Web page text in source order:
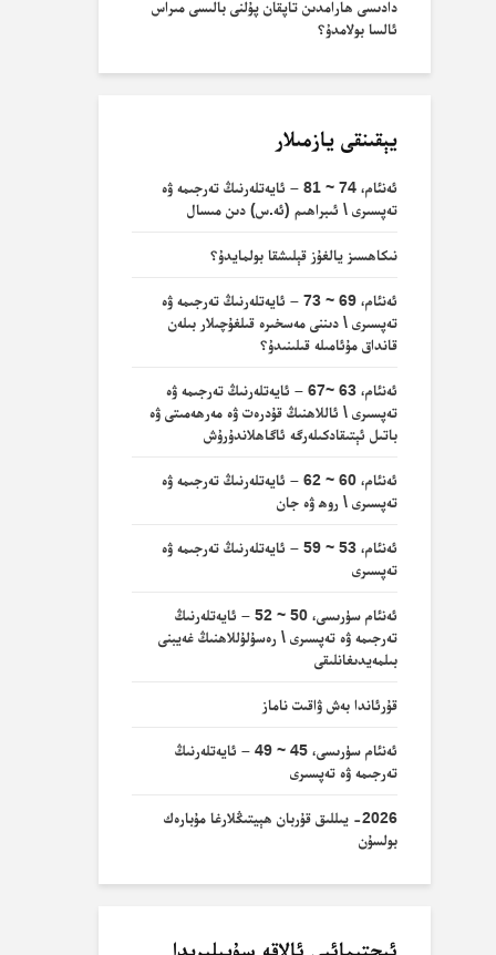
دادىسى ھارامدىن تاپقان پۇلنى بالىسى مىراس
ئالسا بولامدۇ؟
يېقىنقى يازمىلار
ئەنئام، 74 ~ 81 – ئايەتلەرنىڭ تەرجىمە ۋە
تەپسىرى \ ئىبراھىم (ئە.س) دىن مىسال
نىكاھسىز يالغۇز قېلىشقا بولمايدۇ؟
ئەنئام، 69 ~ 73 – ئايەتلەرنىڭ تەرجىمە ۋە
تەپسىرى \ دىننى مەسخىرە قىلغۇچىلار بىلەن
قانداق مۇئامىلە قىلىنىدۇ؟
ئەنئام، 63 ~67 – ئايەتلەرنىڭ تەرجىمە ۋە
تەپسىرى \ ئاللاھنىڭ قۇدرەت ۋە مەرھەمىتى ۋە
باتىل ئېتىقادكىلەرگە ئاگاھلاندۇرۇش
ئەنئام، 60 ~ 62 – ئايەتلەرنىڭ تەرجىمە ۋە
تەپسىرى \ روھ ۋە جان
ئەنئام، 53 ~ 59 – ئايەتلەرنىڭ تەرجىمە ۋە
تەپسىرى
ئەنئام سۈرىسى، 50 ~ 52 – ئايەتلەرنىڭ
تەرجىمە ۋە تەپسىرى \ رەسۇلۇللاھنىڭ غەيبنى
بىلمەيدىغانلىقى
قۇرئاندا بەش ۋاقىت ناماز
ئەنئام سۈرىسى، 45 ~ 49 – ئايەتلەرنىڭ
تەرجىمە ۋە تەپسىرى
2026- يىللىق قۇربان ھېيتىڭلارغا مۇبارەك
بولسۇن
ئىجتىمائىي ئالاقە سۇپىلىرىدا